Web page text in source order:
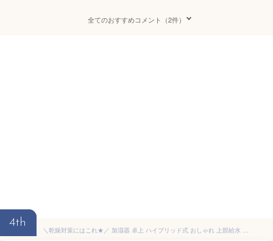
全てのおすすめコメント（2件）
4th
＼乾燥対策にはこれ★／ 加湿器 卓上 ハイブリッド式 おしゃれ 上部給水 大容量 3.8L 静音 パワフル加湿 加湿で省エネ 15畳 お手入れ簡単 静電タッチパネル おやすみモード 切タイマー 加熱超音波式 乾燥 冬 AHM-HU55A アイリスオーヤマ *